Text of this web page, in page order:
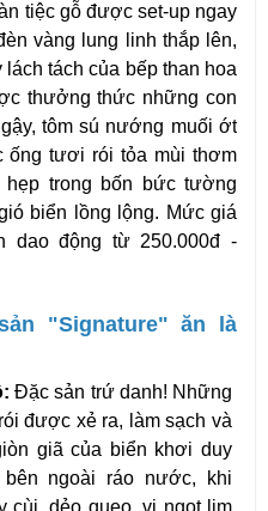
tiệc gỗ được set-up ngay
vàng lung linh thắp lên,
tách của bếp than hoa
thưởng thức những con
tôm sú nướng muối ớt
ống tươi rói tỏa mùi thơm
trong bốn bức tường
biển lồng lộng. Mức giá
dao động từ 250.000đ -
"Signature" ăn là
Đặc sản trứ danh! Những
được xẻ ra, làm sạch và
giã của biển khơi duy
ngoài ráo nước, khi